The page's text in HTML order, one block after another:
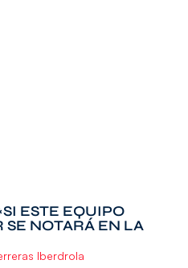
ESTE EQUIPO
SE NOTARÁ EN LA
Iberdrola